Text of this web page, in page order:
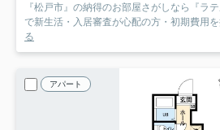
『松戸市』の納得のお部屋さがしなら『ラ
で新生活・入居審査が心配の方・初期費用
る
アパート